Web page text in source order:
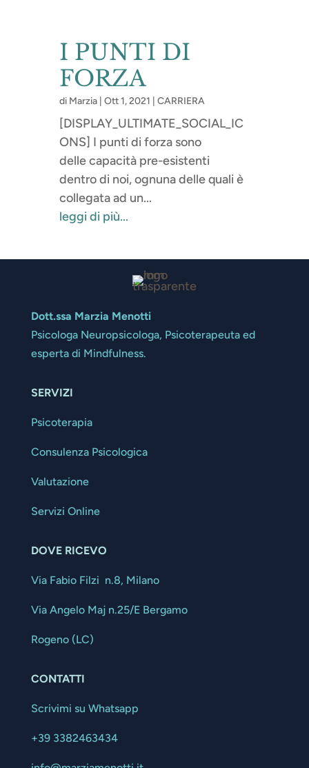
I PUNTI DI
FORZA
di Marzia |Ott 1, 2021 |CARRIERA
[DISPLAY_ULTIMATE_SOCIAL_IC
ONS] I punti di forza sono
delle capacità pre-esistenti
dentro di noi, ognuna delle quali è
collegata ad un...
leggi di più...
Dott.ssa Marzia Menotti
Psicologa Neuropsicologa, Psicoterapeuta ed
esperta di Mindfulness.
SERVIZI
Psicoterapia
Consulenza Psicologica
Valutazione
Servizi Online
DOVE RICEVO
Via Fabio Filzi n.8, Milano
Via Angelo Maj n.25/E Bergamo
Rogeno (LC)
CONTATTI
Scrivimi su Whatsapp
+39 3382463434